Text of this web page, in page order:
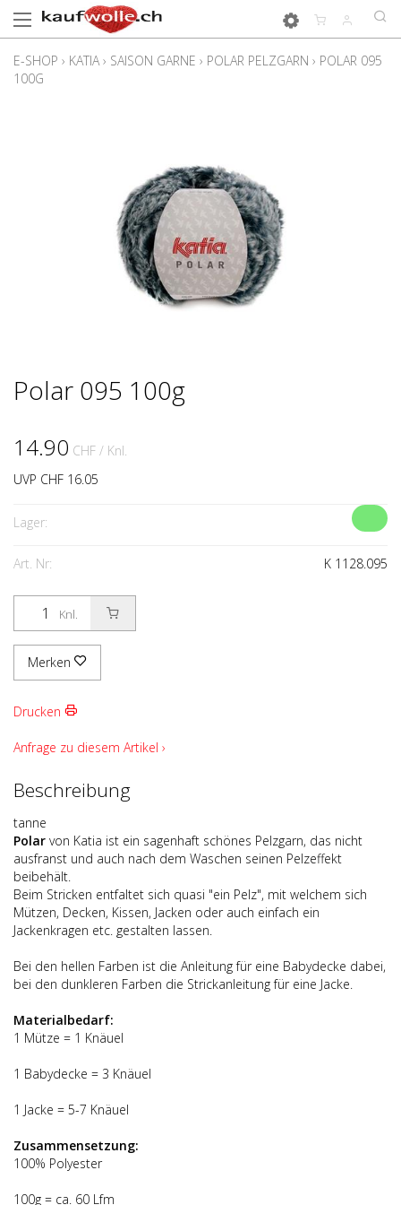
E-SHOP › KATIA › SAISON GARNE › POLAR PELZGARN › POLAR 095
100G
Polar 095 100g
14.90 CHF / Knl.
UVP CHF 16.05
Lager:
Art. Nr: K 1128.095
Knl.
Merken
Drucken
Anfrage zu diesem Artikel ›
Beschreibung
tanne
Polar von Katia ist ein sagenhaft schönes Pelzgarn, das nicht
ausfranst und auch nach dem Waschen seinen Pelzeffekt
beibehält.
Beim Stricken entfaltet sich quasi "ein Pelz", mit welchem sich
Mützen, Decken, Kissen, Jacken oder auch einfach ein
Jackenkragen etc. gestalten lassen.
Bei den hellen Farben ist die Anleitung für eine Babydecke dabei,
bei den dunkleren Farben die Strickanleitung für eine Jacke.
Materialbedarf:
1 Mütze = 1 Knäuel
1 Babydecke = 3 Knäuel
1 Jacke = 5-7 Knäuel
Zusammensetzung:
100% Polyester
100g = ca. 60 Lfm